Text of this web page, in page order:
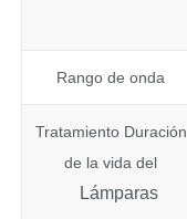
Rango de onda
Tratamiento Duración
de la vida del
Lámparas